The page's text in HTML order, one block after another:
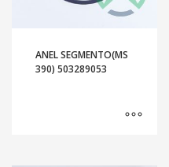
ANEL SEGMENTO(MS
390) 503289053